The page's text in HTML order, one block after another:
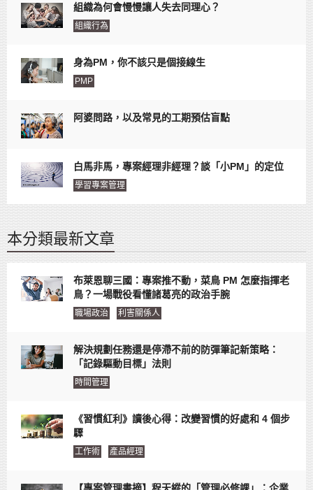
組織為何會慢慢讓人失去同理心？
組織行為
身為PM，你不該只是個接線生
PMP
阿婆問路，以及常見的工期預估盲點
白馬非馬，專案經理非經理？談「小PM」的定位
學習專案管理
本分類最新文章
布萊恩聊三國：專案推不動，菜鳥 PM 怎麼指揮老
鳥？一場戰役看懂諸葛亮的政治手腕
職場政治 利害關係人
解決規劃任務還是停滯不前的防彈筆記新策略：
「記錄驅動目標」法則
時間管理
《習慣紅利》讀後心得：改變習慣的好處和 4 個步
驟
工作術 產品經理